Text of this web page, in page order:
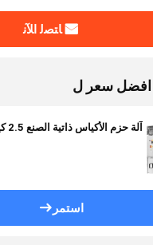
ﺎﺘﺼﻟ ﺍﻶﻧ
افضل سعر ل
آلة حزم الأكياس ذاتية الصنع 2.5 كيلوواط
استمر